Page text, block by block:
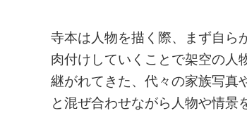
寺本は人物を描く際、まず自ら
肉付けしていくことで架空の人
継がれてきた、代々の家族写真
と混ぜ合わせながら人物や情景